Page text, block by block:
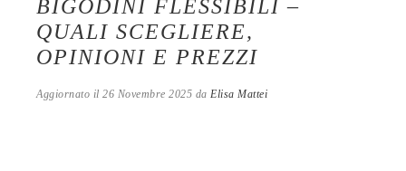
BIGODINI FLESSIBILI –
QUALI SCEGLIERE,
OPINIONI E PREZZI
Aggiornato il 26 Novembre 2025 da Elisa Mattei